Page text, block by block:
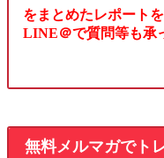
をまとめたレポート
LINE＠で質問等も承
無料メルマガでト